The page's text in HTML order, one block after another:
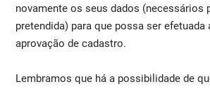
novamente os seus dados (necessários
pretendida) para que possa ser efetuada
aprovação de cadastro.
Lembramos que há a possibilidade de